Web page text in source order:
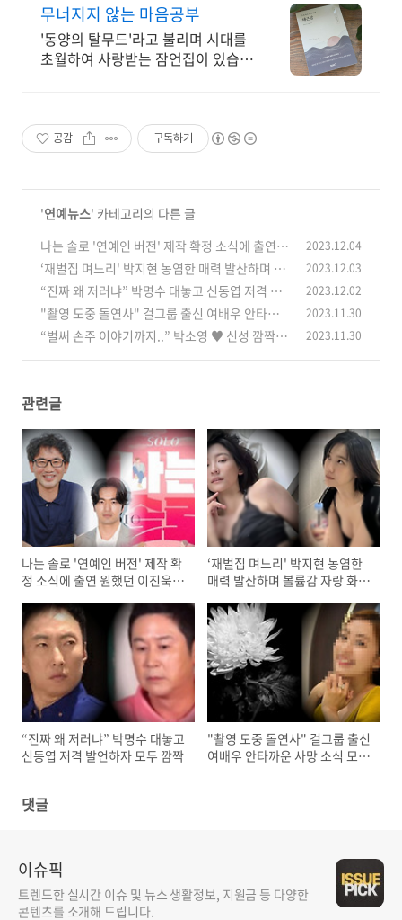
무너지지 않는 마음공부
'동양의 탈무드'라고 불리며 시대를
초월하여 사랑받는 잠언집이 있습니
공감 구독하기
'연예뉴스' 카테고리의 다른 글
나는 솔로 '연예인 버전' 제작 확정 소식에 출연
원했던 이진욱에 관심
(0)
2023.12.04
‘재벌집 며느리' 박지현 농염한 매력 발산하며 볼
륨감 자랑 화보 공개 (0)
2023.12.03
“진짜 왜 저러냐” 박명수 대놓고 신동엽 저격 발
언하자 모두 깜짝 (0)
2023.12.02
"촬영 도중 돌연사" 걸그룹 출신 여배우 안타까
운 사망 소식 모두 오열
(0)
2023.11.30
“벌써 손주 이야기까지..” 박소영 ♥ 신성 깜짝 소
2023.11.30
관련글
나는 솔로 '연예인 버전' 제작 확
정 소식에 출연 원했던 이진욱에
‘재벌집 며느리' 박지현 농염한
매력 발산하며 볼륨감 자랑 화보
“진짜 왜 저러냐” 박명수 대놓고
신동엽 저격 발언하자 모두 깜짝
"촬영 도중 돌연사" 걸그룹 출신
여배우 안타까운 사망 소식 모두
댓글
이슈픽
트렌드한 실시간 이슈 및 뉴스 생활정보, 지원금 등 다양한
콘텐츠를 소개해 드립니다.